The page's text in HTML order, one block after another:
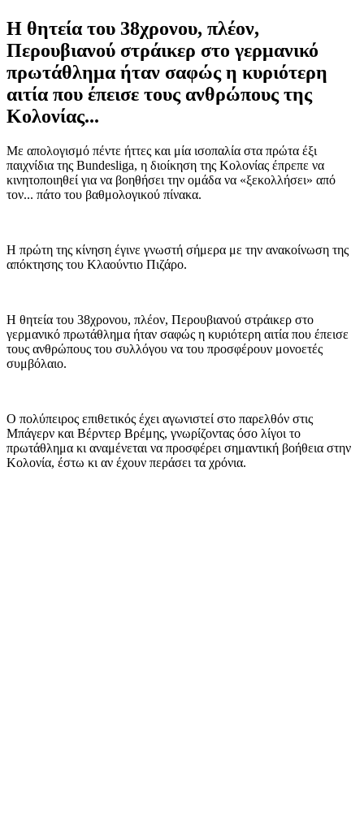
Η θητεία του 38χρονου, πλέον,
Περουβιανού στράικερ στο γερμανικό
πρωτάθλημα ήταν σαφώς η κυριότερη
αιτία που έπεισε τους ανθρώπους της
Κολονίας...
Με απολογισμό πέντε ήττες και μία ισοπαλία στα πρώτα έξι
παιχνίδια της Bundesliga, η διοίκηση της Κολονίας έπρεπε να
κινητοποιηθεί για να βοηθήσει την ομάδα να «ξεκολλήσει» από
τον... πάτο του βαθμολογικού πίνακα.
Η πρώτη της κίνηση έγινε γνωστή σήμερα με την ανακοίνωση της
απόκτησης του Κλαούντιο Πιζάρο.
Η θητεία του 38χρονου, πλέον, Περουβιανού στράικερ στο
γερμανικό πρωτάθλημα ήταν σαφώς η κυριότερη αιτία που έπεισε
τους ανθρώπους του συλλόγου να του προσφέρουν μονοετές
συμβόλαιο.
Ο πολύπειρος επιθετικός έχει αγωνιστεί στο παρελθόν στις
Μπάγερν και Βέρντερ Βρέμης, γνωρίζοντας όσο λίγοι το
πρωτάθλημα κι αναμένεται να προσφέρει σημαντική βοήθεια στην
Κολονία, έστω κι αν έχουν περάσει τα χρόνια.